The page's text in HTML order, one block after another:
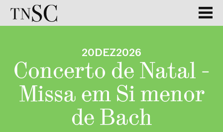
20DEZ2026
Concerto de Natal -
Missa em Si menor
de Bach